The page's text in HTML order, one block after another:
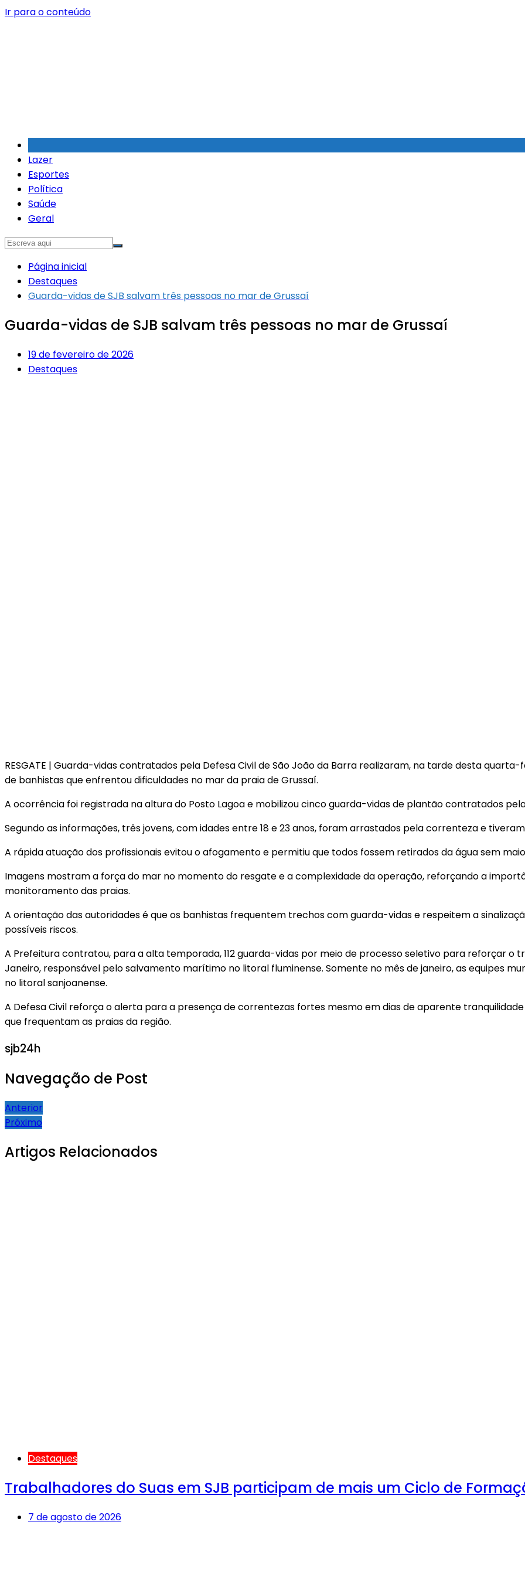
Ir para o conteúdo
Lazer
Esportes
Política
Saúde
Geral
Página inicial
Destaques
Guarda-vidas de SJB salvam três pessoas no mar de Grussaí
Guarda-vidas de SJB salvam três pessoas no mar de Grussaí
19 de fevereiro de 2026
Destaques
RESGATE | Guarda-vidas contratados pela Defesa Civil de São João da Barra realizaram, na tarde desta
de banhistas que enfrentou dificuldades no mar da praia de Grussaí.
A ocorrência foi registrada na altura do Posto Lagoa e mobilizou cinco guarda-vidas de plantão contratados
Segundo as informações, três jovens, com idades entre 18 e 23 anos, foram arrastados pela correnteza e
A rápida atuação dos profissionais evitou o afogamento e permitiu que todos fossem retirados da água sem
Imagens mostram a força do mar no momento do resgate e a complexidade da operação, reforçando a
monitoramento das praias.
A orientação das autoridades é que os banhistas frequentem trechos com guarda-vidas e respeitem a
possíveis riscos.
A Prefeitura contratou, para a alta temporada, 112 guarda-vidas por meio de processo seletivo para reforçar o
Janeiro, responsável pelo salvamento marítimo no litoral fluminense. Somente no mês de janeiro, as equipes
no litoral sanjoanense.
A Defesa Civil reforça o alerta para a presença de correntezas fortes mesmo em dias de aparente
que frequentam as praias da região.
sjb24h
Navegação de Post
Anterior
Próximo
Artigos Relacionados
Destaques
Trabalhadores do Suas em SJB participam de mais um Ciclo de
7 de agosto de 2026